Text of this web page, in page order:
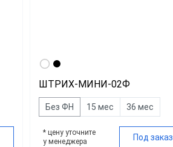
ШТРИХ-МИНИ-02Ф
Без ФН 15 мес 36 мес
* цену уточните
у менеджера
Под заказ